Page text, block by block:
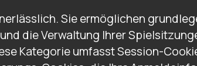
Sie ermöglichen
die Verwaltung Ihrer
Kategorie umfasst Session-